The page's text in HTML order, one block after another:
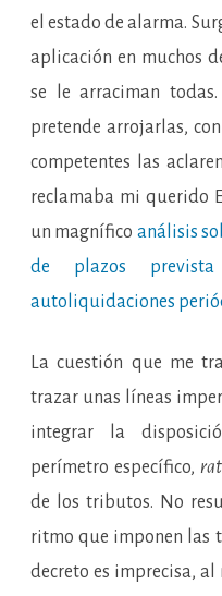
el estado de alarma.
aplicación en muchos
se le arraciman
pretende arrojarlas,
competentes las
reclamaba mi querido
un magnífico análisis
de plazos
autoliquidaciones
La cuestión que me
trazar unas líneas
integrar la
perímetro específico,
de los tributos. No
ritmo que imponen las
decreto es imprecisa,